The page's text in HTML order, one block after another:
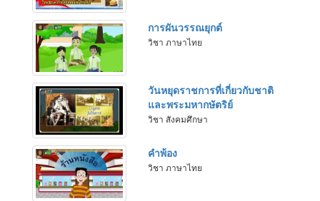
การผันวรรณยุกต์
วิชา ภาษาไทย
วันหยุดราชการที่เกี่ยวกับชาติ
และพระมหากษัตริย์
วิชา สังคมศึกษา
คำพ้อง
วิชา ภาษาไทย